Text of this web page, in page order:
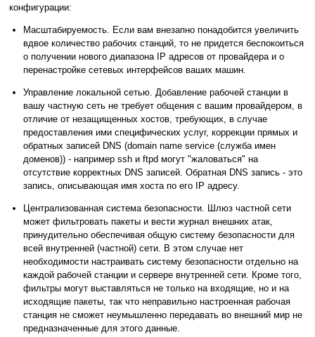
конфигурации:
Масштабируемость. Если вам внезапно понадобится увеличить
вдвое количество рабочих станций, то не придется беспокоиться
о получении нового диапазона IP адресов от провайдера и о
перенастройке сетевых интерфейсов ваших машин.
Управление локальной сетью. Добавление рабочей станции в
вашу частную сеть не требует общения с вашим провайдером, в
отличие от незащищенных хостов, требующих, в случае
предоставления ими специфических услуг, коррекции прямых и
обратных записей DNS (domain name service (служба имен
доменов)) - например ssh и ftpd могут "жаловаться" на
отсутствие корректных DNS записей. Обратная DNS запись - это
запись, описывающая имя хоста по его IP адресу.
Централизованная система безопасности. Шлюз частной сети
может фильтровать пакеты и вести журнал внешних атак,
принудительно обеспечивая общую систему безопасности для
всей внутренней (частной) сети. В этом случае нет
необходимости настраивать систему безопасности отдельно на
каждой рабочей станции и сервере внутренней сети. Кроме того,
фильтры могут выставляться не только на входящие, но и на
исходящие пакеты, так что неправильно настроенная рабочая
станция не сможет неумышленно передавать во внешний мир не
предназначенные для этого данные.